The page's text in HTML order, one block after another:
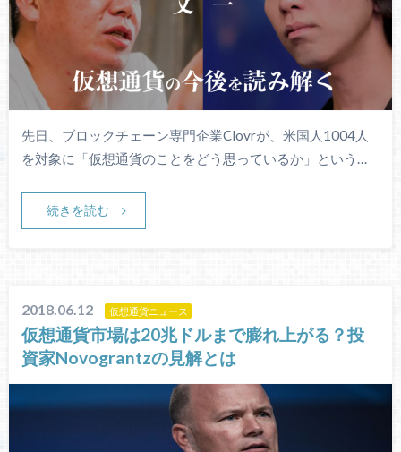
先日、ブロックチェーン専門企業Clovrが、米国人1004人
を対象に「仮想通貨のことをどう思っているか」という…
続きを読む
2018.06.12 仮想通貨ニュース
仮想通貨市場は20兆ドルまで膨れ上がる？投
資家Novograntzの見解とは